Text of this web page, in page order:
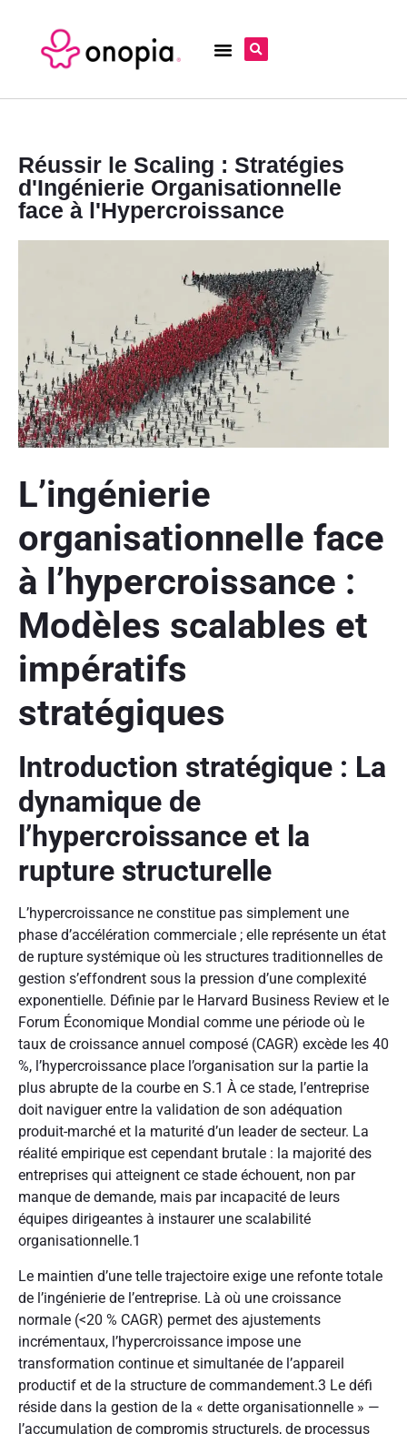
Réussir le Scaling : Stratégies
d'Ingénierie Organisationnelle
face à l'Hypercroissance
L’ingénierie
organisationnelle face
à l’hypercroissance :
Modèles scalables et
impératifs
stratégiques
Introduction stratégique : La
dynamique de
l’hypercroissance et la
rupture structurelle
L’hypercroissance ne constitue pas simplement une
phase d’accélération commerciale ; elle représente un état
de rupture systémique où les structures traditionnelles de
gestion s’effondrent sous la pression d’une complexité
exponentielle. Définie par le Harvard Business Review et le
Forum Économique Mondial comme une période où le
taux de croissance annuel composé (CAGR) excède les 40
%, l’hypercroissance place l’organisation sur la partie la
plus abrupte de la courbe en S.1 À ce stade, l’entreprise
doit naviguer entre la validation de son adéquation
produit-marché et la maturité d’un leader de secteur. La
réalité empirique est cependant brutale : la majorité des
entreprises qui atteignent ce stade échouent, non par
manque de demande, mais par incapacité de leurs
équipes dirigeantes à instaurer une scalabilité
organisationnelle.1
Le maintien d’une telle trajectoire exige une refonte totale
de l’ingénierie de l’entreprise. Là où une croissance
normale (<20 % CAGR) permet des ajustements
incrémentaux, l’hypercroissance impose une
transformation continue et simultanée de l’appareil
productif et de la structure de commandement.3 Le défi
réside dans la gestion de la « dette organisationnelle » —
l’accumulation de compromis structurels, de processus